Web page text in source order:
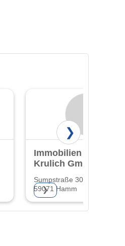
Immobilien
Krulich GmbH
Sumpstraße 30
59071 Hamm
❯
❯